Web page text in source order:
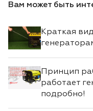
Вам может быть
Краткая
Принцип
работает
подробно!